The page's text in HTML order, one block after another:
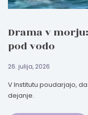
Drama v
pod vodo
26. julija, 2026
V Institutu poudarjajo,
dejanje.